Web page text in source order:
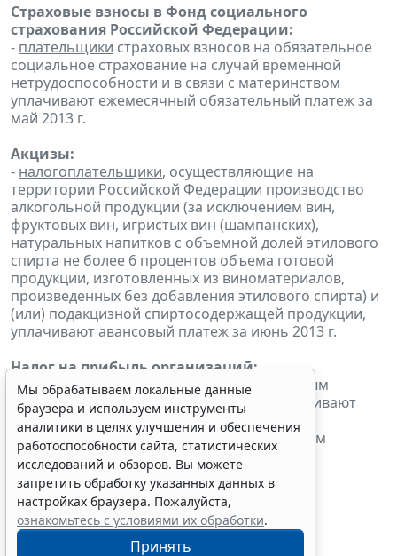
Страховые взносы в Фонд социального
страхования Российской Федерации:
- плательщики страховых взносов на обязательное
социальное страхование на случай временной
нетрудоспособности и в связи с материнством
уплачивают ежемесячный обязательный платеж за
май 2013 г.
Акцизы:
- налогоплательщики, осуществляющие на
территории Российской Федерации производство
алкогольной продукции (за исключением вин,
фруктовых вин, игристых вин (шампанских),
натуральных напитков с объемной долей этилового
спирта не более 6 процентов объема готовой
продукции, изготовленных из виноматериалов,
произведенных без добавления этилового спирта) и
(или) подакцизной спиртосодержащей продукции,
уплачиваютавансовый платеж за июнь 2013 г.
Налог на прибыль организаций:
- налогоплательщики, для которых отчетным
периодом по налогу является месяц,
уплачивают
налог с доходов в виде процентов по
государственным и муниципальным ценным
бумагам за май 2013 г.
Мы обрабатываем локальные данные
браузера и используем инструменты
аналитики в целях улучшения и обеспечения
работоспособности сайта, статистических
исследований и обзоров. Вы можете
запретить обработку указанных данных в
настройках браузера. Пожалуйста,
ознакомьтесь с условиями их обработки.
Принять